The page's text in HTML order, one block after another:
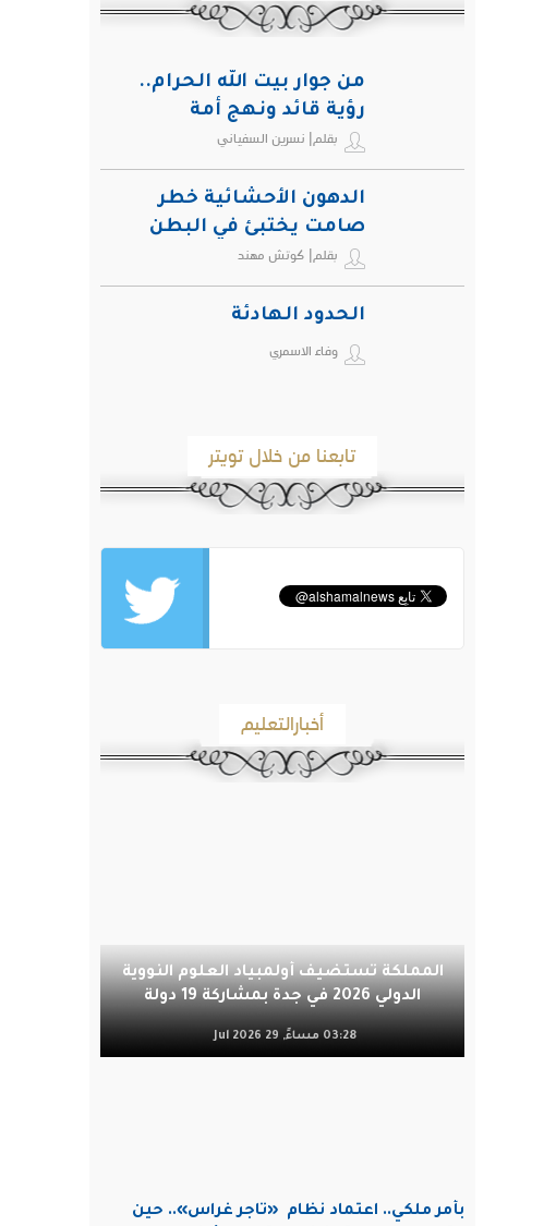
من جوار بيت الله الحرام..
رؤية قائد ونهج أمة
بقلم| نسرين السفياني
الدهون الأحشائية خطر
صامت يختبئ في البطن
ويهدد صحة الإنسان
بقلم| كوتش مهند
الحدود الهادئة
وفاء الاسمري
تابعنا من خلال تويتر
أخبارالتعليم
المملكة تستضيف أولمبياد العلوم النووية
الدولي 2026 في جدة بمشاركة 19 دولة
03:28 مساءً, 29 Jul 2026
بأمر ملكي.. اعتماد نظام «تاجر غراس».. حين